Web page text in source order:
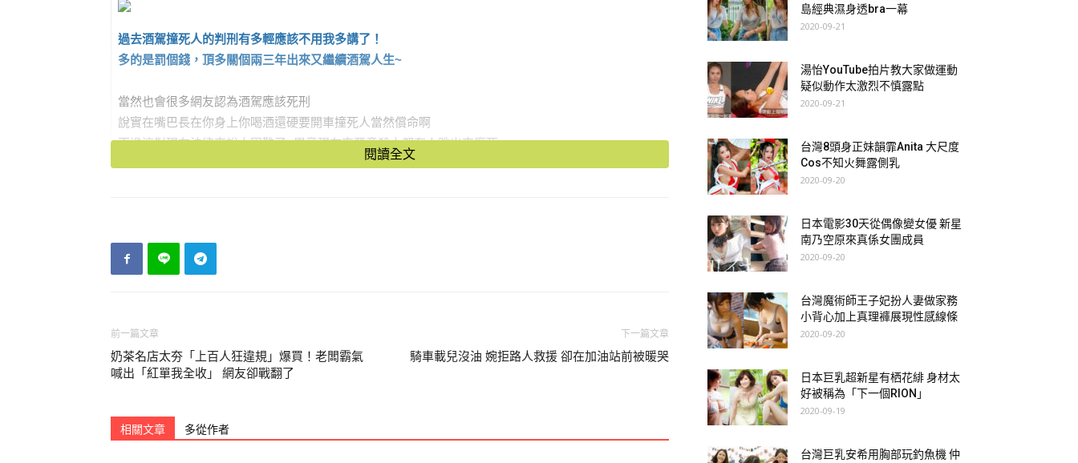
過去酒駕撞死人的判刑有多輕應該不用我多講了！
多的是罰個錢，頂多關個兩三年出來又繼續酒駕人生~
當然也會很多網友認為酒駕應該死刑
說實在嘴巴長在你身上你喝酒還硬要開車撞死人當然償命啊
不過這對現在法律來說太困難了~畢竟現在來惡意殺人都有人跳出來廢死
七年也是換不回一條生命的。
前陣子大家應該有看到一個
其中死者更是全身碎裂可見當時撞擊力道有多恐怖！
閱讀全文
前一篇文章
奶茶名店太夯「上百人狂違規」爆買！老闆霸氣
喊出「紅單我全收」 網友卻戰翻了
下一篇文章
騎車載兒沒油 婉拒路人救援 卻在加油站前被暖哭
相關文章 多從作者
島經典濕身透bra一幕
2020-09-21
湯怡YouTube拍片教大家做運動
疑似動作太激烈不慎露點
2020-09-21
台灣8頭身正妹韻霏Anita 大尺度
Cos不知火舞露側乳
2020-09-20
日本電影30天從偶像變女優 新星
南乃空原來真係女團成員
2020-09-20
台灣魔術師王子妃扮人妻做家務
小背心加上真理褲展現性感線條
2020-09-20
日本巨乳超新星有栖花緋 身材太
好被稱為「下一個RION」
2020-09-19
台灣巨乳安希用胸部玩釣魚機 仲